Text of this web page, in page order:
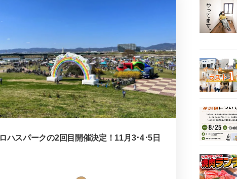
ロハスパークの2回目開催決定！11月3･4･5日